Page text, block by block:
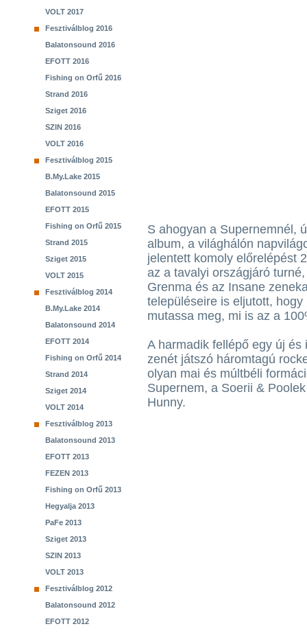
VOLT 2017
Fesztiválblog 2016
Balatonsound 2016
EFOTT 2016
Fishing on Orfű 2016
Strand 2016
Sziget 2016
SZIN 2016
VOLT 2016
Fesztiválblog 2015
B.My.Lake 2015
Balatonsound 2015
EFOTT 2015
Fishing on Orfű 2015
Strand 2015
Sziget 2015
VOLT 2015
Fesztiválblog 2014
B.My.Lake 2014
Balatonsound 2014
EFOTT 2014
Fishing on Orfű 2014
Strand 2014
Sziget 2014
VOLT 2014
Fesztiválblog 2013
Balatonsound 2013
EFOTT 2013
FEZEN 2013
Fishing on Orfű 2013
Hegyalja 2013
PaFe 2013
Sziget 2013
SZIN 2013
VOLT 2013
Fesztiválblog 2012
Balatonsound 2012
EFOTT 2012
S ahogyan a Supernemnél,
album, a világhálón
jelentett komoly előrelépést
az a tavalyi országjáró
Grenma és az Insane
településeire is eljutott,
mutassa meg, mi is az a
A harmadik fellépő egy új
zenét játszó háromtagú
olyan mai és múltbéli
Supernem, a Soerii &
Hunny.